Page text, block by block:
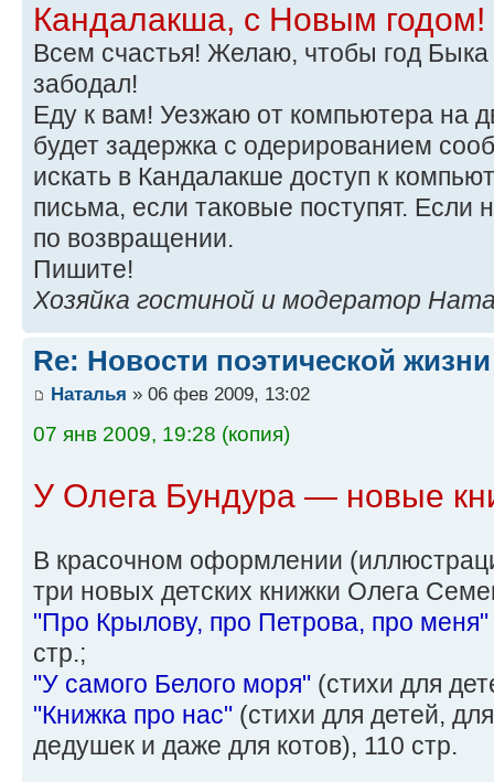
Кандалакша, с Новым годом!
Всем счастья! Желаю, чтобы год
забодал!
Еду к вам! Уезжаю от компьютера на
будет задержка с одерированием
искать в Кандалакше доступ к
письма, если таковые поступят. Если
по возвращении.
Пишите!
Хозяйка гостиной и модератор
Re: Новости поэтической жизни
Наталья » 06 фев 2009, 13:02
07 янв 2009, 19:28 (копия)
У Олега Бундура — новые
В красочном оформлении
три новых детских книжки Олега
"Про Крылову, про Петрова, про меня"
стр.;
"У самого Белого моря" (стихи для
"Книжка про нас" (стихи для детей,
дедушек и даже для котов), 110 стр.